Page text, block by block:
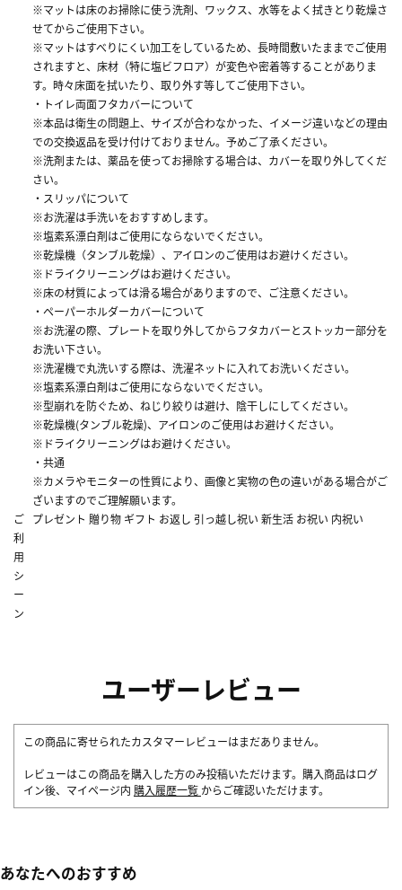
※マットは床のお掃除に使う洗剤、ワックス、水等をよく拭きとり乾燥さ
せてからご使用下さい。
※マットはすべりにくい加工をしているため、長時間敷いたままでご使用
されますと、床材（特に塩ビフロア）が変色や密着等することがありま
す。時々床面を拭いたり、取り外す等してご使用下さい。
・トイレ両面フタカバーについて
※本品は衛生の問題上、サイズが合わなかった、イメージ違いなどの理由
での交換返品を受け付けておりません。予めご了承ください。
※洗剤または、薬品を使ってお掃除する場合は、カバーを取り外してくだ
さい。
・スリッパについて
※お洗濯は手洗いをおすすめします。
※塩素系漂白剤はご使用にならないでください。
※乾燥機（タンブル乾燥）、アイロンのご使用はお避けください。
※ドライクリーニングはお避けください。
※床の材質によっては滑る場合がありますので、ご注意ください。
・ペーパーホルダーカバーについて
※お洗濯の際、プレートを取り外してからフタカバーとストッカー部分を
お洗い下さい。
※洗濯機で丸洗いする際は、洗濯ネットに入れてお洗いください。
※塩素系漂白剤はご使用にならないでください。
※型崩れを防ぐため、ねじり絞りは避け、陰干しにしてください。
※乾燥機(タンブル乾燥)、アイロンのご使用はお避けください。
※ドライクリーニングはお避けください。
・共通
※カメラやモニターの性質により、画像と実物の色の違いがある場合がご
ざいますのでご理解願います。
ご
利
用
シ
ー
ン
プレゼント 贈り物 ギフト お返し 引っ越し祝い 新生活 お祝い 内祝い
ユーザーレビュー
この商品に寄せられたカスタマーレビューはまだありません。
レビューはこの商品を購入した方のみ投稿いただけます。購入商品はログ
イン後、マイページ内 購入履歴一覧 からご確認いただけます。
あなたへのおすすめ